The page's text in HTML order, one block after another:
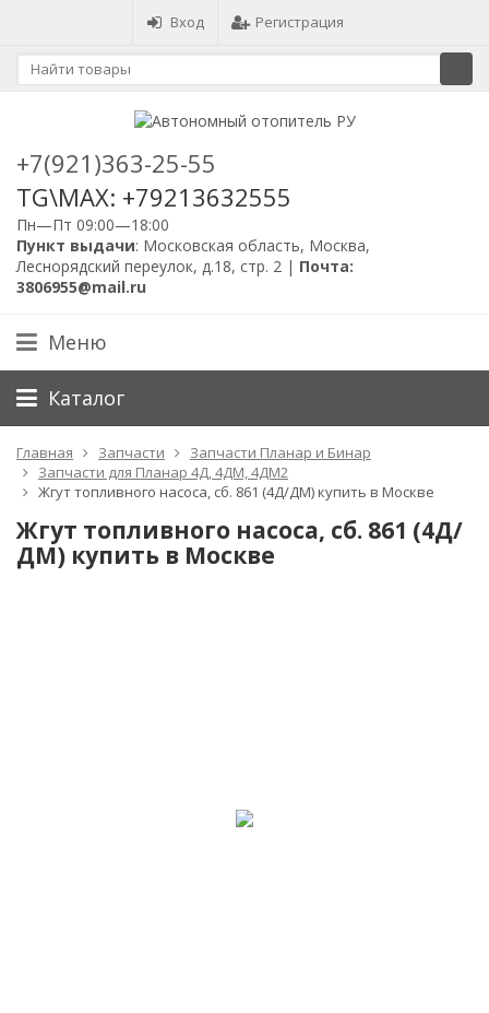
Вход Регистрация
+7(921)363-25-55
TG\MAX: +79213632555
Пн—Пт 09:00—18:00
Пункт выдачи: Московская область, Москва,
Леснорядский переулок, д.18, стр. 2 | Почта:
3806955@mail.ru
Меню
Каталог
Главная Запчасти
Запчасти Планар и Бинар
Запчасти для Планар 4Д, 4ДМ, 4ДМ2
Жгут топливного насоса, сб. 861 (4Д/ДМ) купить в Москве
Жгут топливного насоса, сб. 861 (4Д/
ДМ) купить в Москве